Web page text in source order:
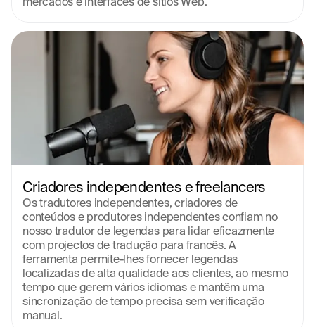
Criadores independentes e freelancers
Os tradutores independentes, criadores de
conteúdos e produtores independentes confiam no
nosso tradutor de legendas para lidar eficazmente
com projectos de tradução para francês. A
ferramenta permite-lhes fornecer legendas
localizadas de alta qualidade aos clientes, ao mesmo
tempo que gerem vários idiomas e mantêm uma
sincronização de tempo precisa sem verificação
manual.